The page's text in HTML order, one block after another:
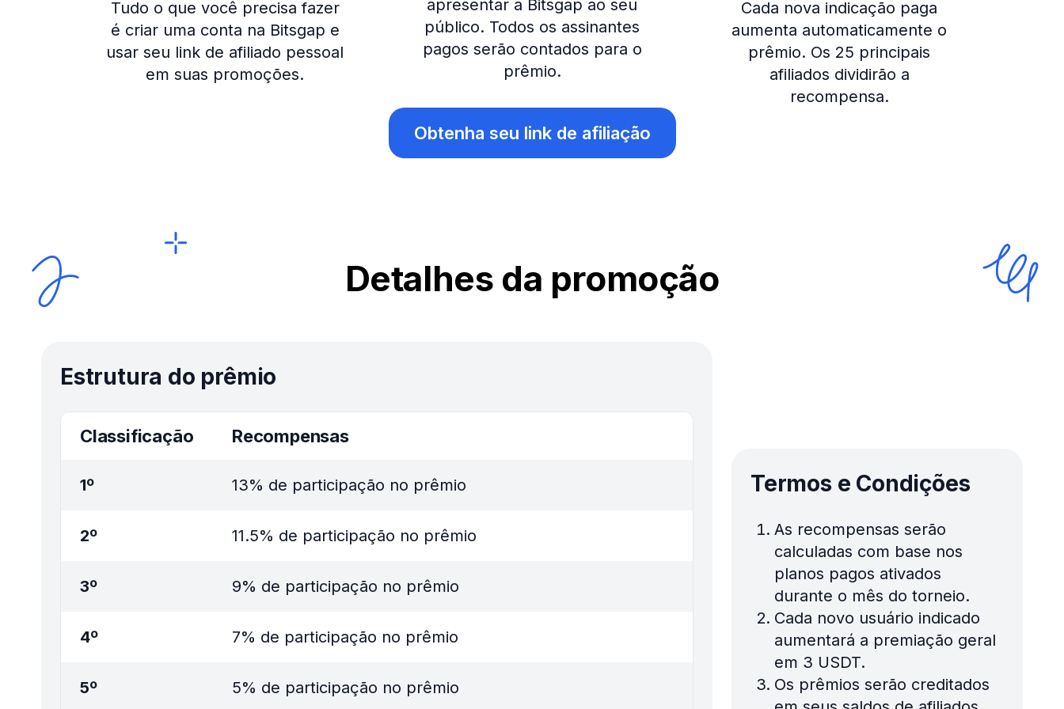
Tudo o que você precisa fazer
é criar uma conta na Bitsgap e
usar seu link de afiliado pessoal
em suas promoções.
apresentar a Bitsgap ao seu
público. Todos os assinantes
pagos serão contados para o
prêmio.
Cada nova indicação paga
aumenta automaticamente o
prêmio. Os 25 principais
afiliados dividirão a
recompensa.
Obtenha seu link de afiliação
Detalhes da promoção
Estrutura do prêmio
Classificação Recompensas
1º 13% de participação no prêmio
2º 11.5% de participação no prêmio
3º 9% de participação no prêmio
4º 7% de participação no prêmio
5º 5% de participação no prêmio
Termos e Condições
As recompensas serão
calculadas com base nos
planos pagos ativados
durante o mês do torneio.
Cada novo usuário indicado
aumentará a premiação geral
em 3 USDT.
Os prêmios serão creditados